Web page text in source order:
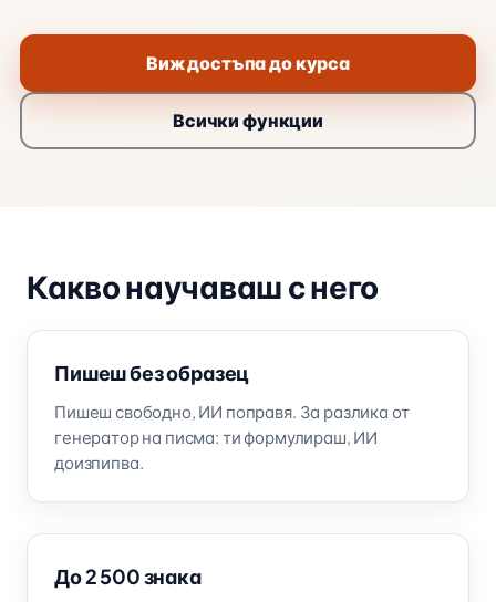
Виж достъпа до курса
Всички функции
Какво научаваш с него
Пишеш без образец
Пишеш свободно, ИИ поправя. За разлика от
генератор на писма: ти формулираш, ИИ
доизпипва.
До 2 500 знака